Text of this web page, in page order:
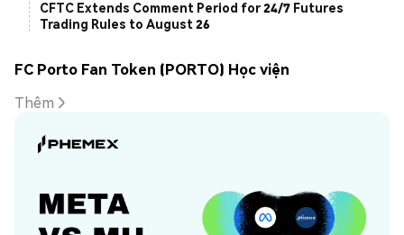
CFTC Extends Comment Period for 24/7 Futures
Trading Rules to August 26
FC Porto Fan Token (PORTO) Học viện
Thêm